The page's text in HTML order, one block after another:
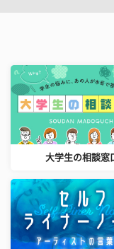
大学生の相談窓